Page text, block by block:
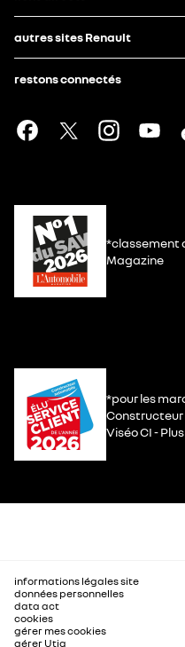
autres sites Renault
restons connectés
*classement
Magazine
*pour les
Constructeur
Viséo CI -
informations légales site
données personnelles
data act
cookies
gérer mes cookies
gérer Utiq